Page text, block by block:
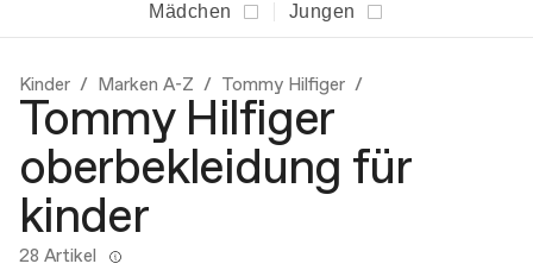
Mädchen Jungen
Kinder Marken A-Z Tommy Hilfiger
Tommy Hilfiger
oberbekleidung für
kinder
28 Artikel